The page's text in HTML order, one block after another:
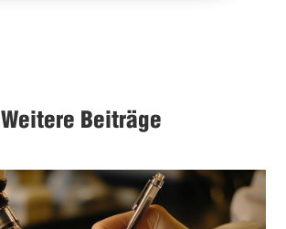
Weitere Beiträge